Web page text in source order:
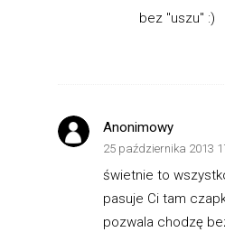
bez "uszu" :)
Anonimowy
25 października 2013
świetnie to
pasuje Ci tam
pozwala chodzę